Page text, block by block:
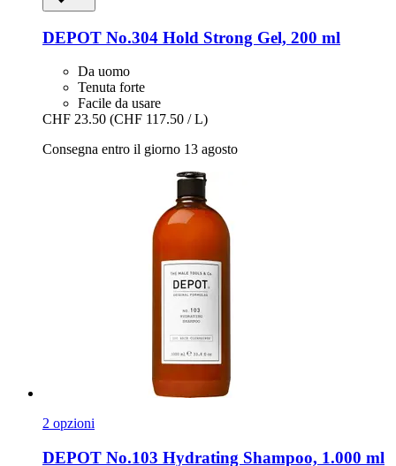
DEPOT No.304 Hold Strong Gel, 200 ml
Da uomo
Tenuta forte
Facile da usare
CHF 23.50 (CHF 117.50 / L)
Consegna entro il giorno 13 agosto
2 opzioni
DEPOT No.103 Hydrating Shampoo, 1.000 ml